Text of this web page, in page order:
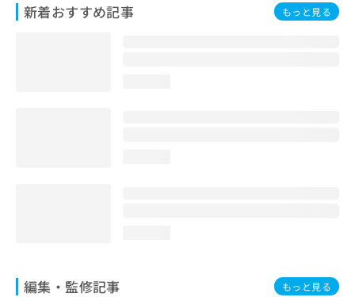
新着おすすめ記事 もっと見る
編集・監修記事 もっと見る
お